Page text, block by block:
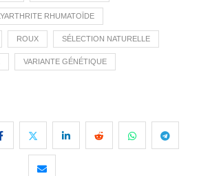
RHUMATOÏDE
ROUX SÉLECTION NATURELLE
VARIANTE GÉNÉTIQUE